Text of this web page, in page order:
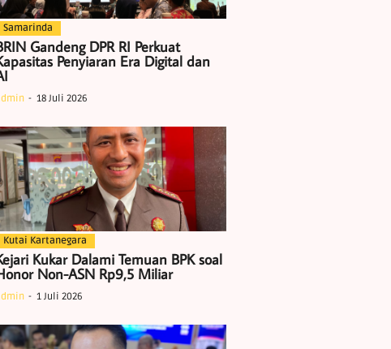
Samarinda
Gandeng DPR RI Perkuat
Penyiaran Era Digital dan
18 Juli 2026
Kutai Kartanegara
Kukar Dalami Temuan BPK soal
Non-ASN Rp9,5 Miliar
1 Juli 2026